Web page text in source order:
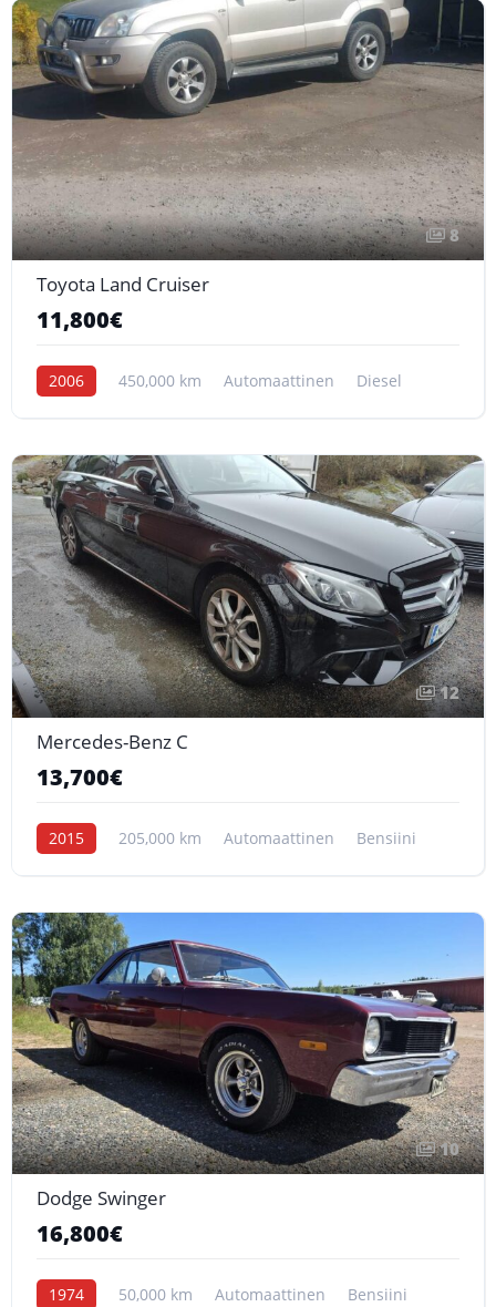
8
Toyota Land Cruiser
11,800€
2006 450,000 km Automaattinen Diesel
12
Mercedes-Benz C
13,700€
2015 205,000 km Automaattinen Bensiini
10
Dodge Swinger
16,800€
1974 50,000 km Automaattinen Bensiini